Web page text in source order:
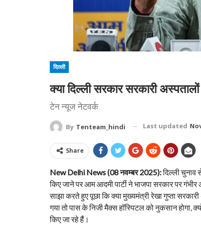
दिल्ली
क्या दिल्ली सरकार सरकारी
टेन न्यूज नेटवर्क
By Tenteam_hindi Last updated
Share
New Delhi News (08 नवम्बर 2025):दिल्ली
किए जाने पर आम आदमी पार्टी ने भाजपा सरकार पर
साझा करते हुए पूछा कि क्या मुख्यमंत्री रेखा गुप्ता
गया तो पास के निजी मैक्स हॉस्पिटल को नुकसान होगा,
किए जा रहे हैं।